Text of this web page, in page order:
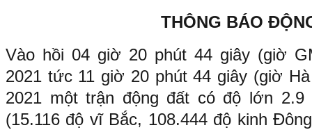
THÔNG BÁO
Vào hồi 04 giờ 20 phút 44 giây (giờ
2021 tức 11 giờ 20 phút 44 giây (giờ
2021 một trận động đất có độ lớn
(15.116 độ vĩ Bắc, 108.444 độ kinh